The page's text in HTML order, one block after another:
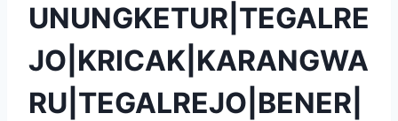
UNUNGKETUR|TEGALRE
JO|KRICAK|KARANGWA
RU|TEGALREJO|BENER|